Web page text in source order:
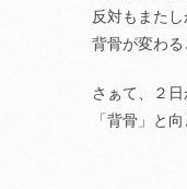
反対もまたし
背骨が変わる
さぁて、２日
「背骨」と